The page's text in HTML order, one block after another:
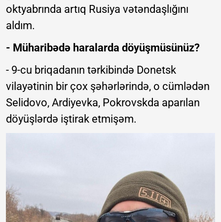
oktyabrında artıq Rusiya vətəndaşlığını
aldım.
- Müharibədə haralarda döyüşmüsünüz?
- 9-cu briqadanın tərkibində Donetsk
vilayətinin bir çox şəhərlərində, o cümlədən
Selidovo, Ardiyevka, Pokrovskda aparılan
döyüşlərdə iştirak etmişəm.